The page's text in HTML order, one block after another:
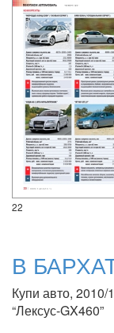
22
В
Купи авто, 2010/
“Лексус-GX460”